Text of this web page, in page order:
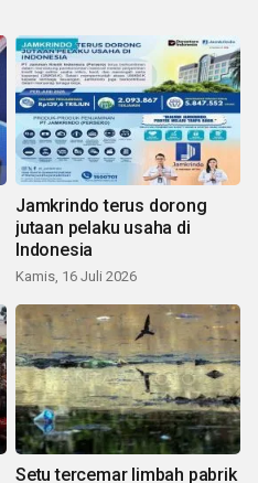
Jamkrindo terus dorong
jutaan pelaku usaha di
Indonesia
Kamis, 16 Juli 2026
Setu tercemar limbah pabrik